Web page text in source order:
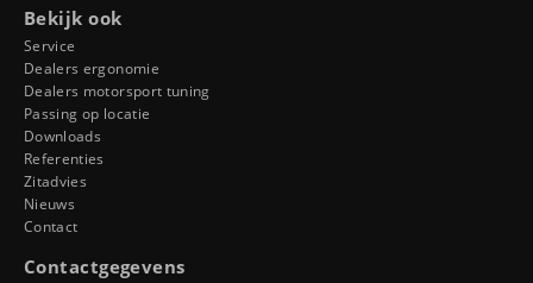
Bekijk ook
Service
Dealers ergonomie
Dealers motorsport tuning
Passing op locatie
Downloads
Referenties
Zitadvies
Nieuws
Contact
Contactgegevens